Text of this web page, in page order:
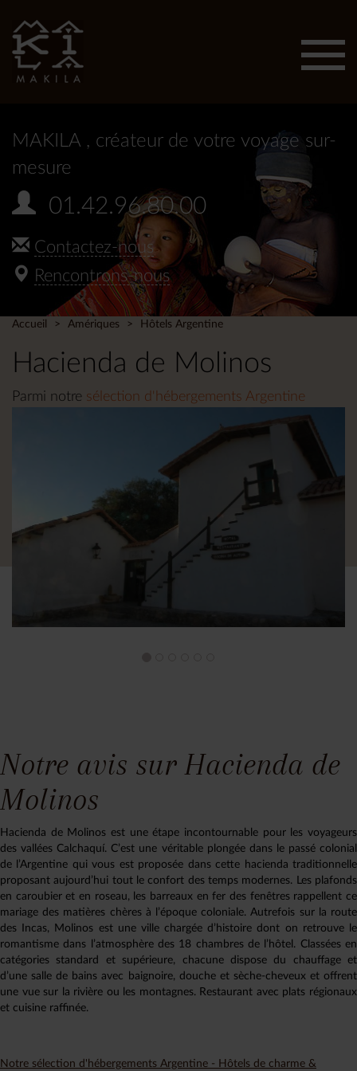
MAKILA , créateur de votre voyage sur-
mesure
01.42.96.80.00
Contactez-nous
Rencontrons-nous
Accueil Amériques Hôtels Argentine
Hacienda de Molinos
Parmi notre sélection d'hébergements Argentine
Notre avis sur Hacienda de
Molinos
Hacienda de Molinos est une étape incontournable pour les voyageurs
des vallées Calchaquí. C’est une véritable plongée dans le passé colonial
de l’Argentine qui vous est proposée dans cette hacienda traditionnelle
proposant aujourd’hui tout le confort des temps modernes. Les plafonds
en caroubier et en roseau, les barreaux en fer des fenêtres rappellent ce
mariage des matières chères à l’époque coloniale. Autrefois sur la route
des Incas, Molinos est une ville chargée d’histoire dont on retrouve le
romantisme dans l’atmosphère des 18 chambres de l’hôtel. Classées en
catégories standard et supérieure, chacune dispose du chauffage et
d’une salle de bains avec baignoire, douche et sèche-cheveux et offrent
une vue sur la rivière ou les montagnes.Restaurant avec plats régionaux
et cuisine raffinée.
Notre sélection d'hébergements Argentine - Hôtels de charme &